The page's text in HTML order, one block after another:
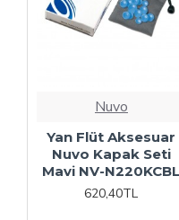
Nuvo
Yan Flüt Aksesuar
Nuvo Kapak Seti
Mavi NV-N220KCBL
620,40TL